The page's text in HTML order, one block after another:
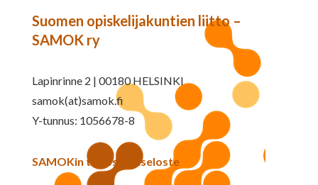
Suomen opiskelijakuntien liitto –
SAMOK ry
Lapinrinne 2 | 00180 HELSINKI
samok(at)samok.fi
Y-tunnus: 1056678-8
SAMOKin tietosuojaseloste